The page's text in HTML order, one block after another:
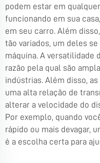
podem estar em
funcionando em sua
em seu carro. Além
tão variados, um deles
máquina. A versatilidade
razão pela qual são
indústrias. Além disso,
uma alta relação de
alterar a velocidade do
Por exemplo, quando
rápido ou mais devagar,
é a escolha certa para